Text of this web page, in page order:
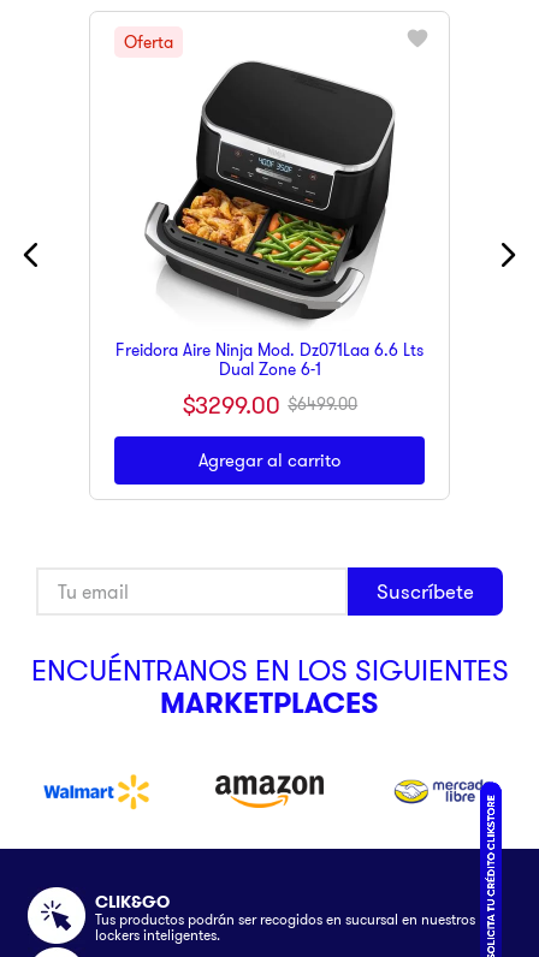
Freidora Aire Ninja Mod. Dz071Laa 6.6 Lts
Dual Zone 6-1
$3299.00 $6499.00
Agregar al carrito
Suscríbete
ENCUÉNTRANOS EN LOS SIGUIENTES
MARKETPLACES
CLIK&GO
Tus productos podrán ser recogidos en sucursal en nuestros
lockers inteligentes.